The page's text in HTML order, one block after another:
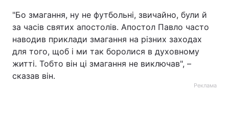
"Бо змагання, ну не футбольні, звичайно, були й
за часів святих апостолів. Апостол Павло часто
наводив приклади змагання на різних заходах
для того, щоб і ми так боролися в духовному
житті. Тобто він ці змагання не виключав", –
сказав він.
Реклама